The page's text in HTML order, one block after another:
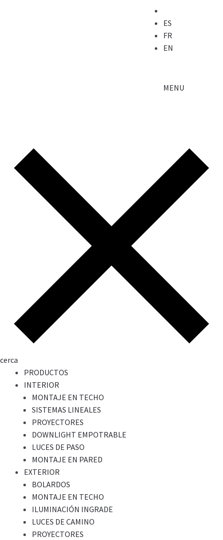
ES
FR
EN
MENU
cerca
PRODUCTOS
INTERIOR
MONTAJE EN TECHO
SISTEMAS LINEALES
PROYECTORES
DOWNLIGHT EMPOTRABLE
LUCES DE PASO
MONTAJE EN PARED
EXTERIOR
BOLARDOS
MONTAJE EN TECHO
ILUMINACIÓN INGRADE
LUCES DE CAMINO
PROYECTORES